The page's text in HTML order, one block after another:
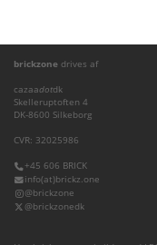
brickzone drives af
cazaadotdk
Skelleruptoften 4
DK-8600 Silkeborg
CVR: 32025986
+45 606 BRICK
info(at)brickz.one
@brickzone
@brickzonedk